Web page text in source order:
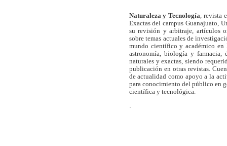
Naturaleza y Tecnología, revista
Exactas del campus Guanajuato,
su revisión y arbitraje, artículos
sobre temas actuales de
mundo científico y académico en
astronomía, biología y farmacia,
naturales y exactas, siendo
publicación en otras revistas.
de actualidad como apoyo a la
para conocimiento del público en
científica y tecnológica.